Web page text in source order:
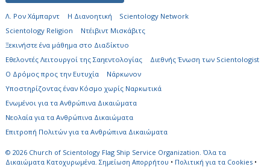
Λ. Ρον Χάμπαρντ Η Διανοητική
Scientology Network
Scientology Religion
Ντέιβιντ Μισκάβιτς
Ξεκινήστε ένα μάθημα στο Διαδίκτυο
Εθελοντές Λειτουργοί της Σαηεντολογίας
Διεθνής Ένωση των Scientologist
Ο Δρόμος προς την Ευτυχία
Νάρκωνον
Υποστηρίζοντας έναν Κόσμο χωρίς Ναρκωτικά
Ενωµένοι για τα Ανθρώπινα Δικαιώµατα
Νεολαία για τα Ανθρώπινα Δικαιώματα
Επιτροπή Πολιτών για τα Ανθρώπινα Δικαιώματα
© 2026 Church of Scientology Flag Ship Service Organization. Όλα τα
Δικαιώματα Κατοχυρωμένα. Σημείωση Απορρήτου • Πολιτική για τα Cookies •